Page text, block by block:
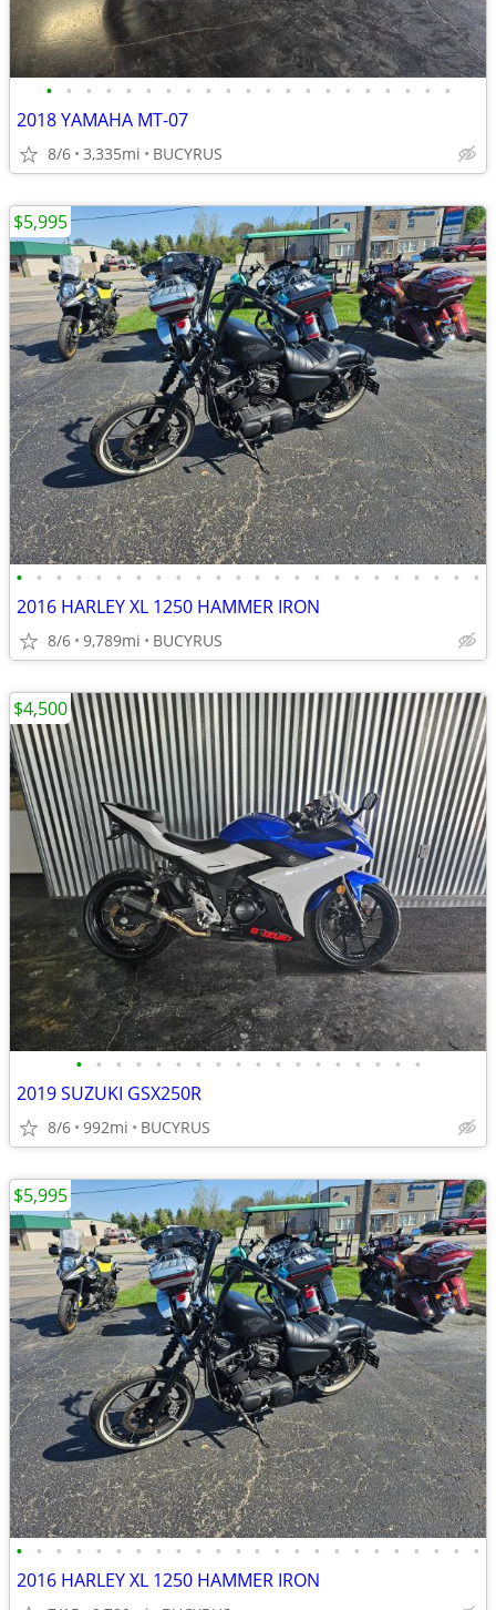
• • • • • • • • • • • • • • • • • • • • •
2018 YAMAHA MT-07
8/6 3,335mi BUCYRUS
• • • • • • • • • • • • • • • • • • • • • • • •
2016 HARLEY XL 1250 HAMMER IRON
8/6 9,789mi BUCYRUS
$5,995
• • • • • • • • • • • • • • • • • •
2019 SUZUKI GSX250R
8/6 992mi BUCYRUS
$4,500
• • • • • • • • • • • • • • • • • • • • • • • •
2016 HARLEY XL 1250 HAMMER IRON
$5,995